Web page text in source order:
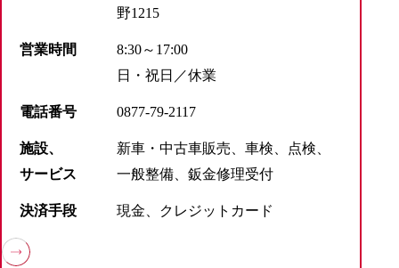
野1215
営業時間
8:30～17:00
日・祝日／休業
電話番号 0877-79-2117
施設、
サービス
新車・中古車販売、車検、点検、
一般整備、鈑金修理受付
決済手段 現金、クレジットカード